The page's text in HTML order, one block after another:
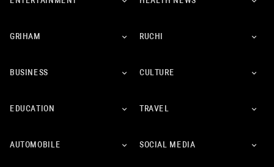
GRIHAM RUCHI
BUSINESS CULTURE
EDUCATION TRAVEL
AUTOMOBILE SOCIAL MEDIA